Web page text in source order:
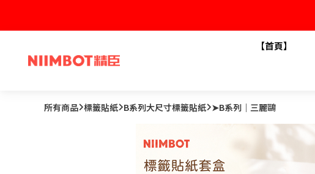
【首頁】
所有商品 標籤貼紙 B系列大尺寸標籤貼紙 ➤B系列｜三麗鷗